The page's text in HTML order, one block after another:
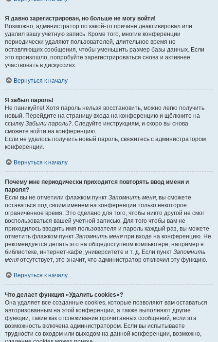
Я давно зарегистрирован, но больше не могу войти!
Возможно, администратор по какой-то причине деактивировал или
удалил вашу учётную запись. Кроме того, многие конференции
периодически удаляют пользователей, длительное время не
оставляющих сообщения, чтобы уменьшить размер базы данных. Если
это произошло, попробуйте зарегистрироваться снова и активнее
участвовать в дискуссиях.
Вернуться к началу
Я забыл пароль!
Не паникуйте! Хотя пароль нельзя восстановить, можно легко получить
новый. Перейдите на страницу входа на конференцию и щёлкните на
ссылку Забыли пароль?. Следуйте инструкциям, и скоро вы снова
сможете войти на конференцию.
Если не удалось получить новый пароль, свяжитесь с администратором
конференции.
Вернуться к началу
Почему мне периодически приходится повторять ввод имени и
пароля?
Если вы не отметили флажком пункт Запомнить меня, вы сможете
оставаться под своим именем на конференции только некоторое
ограниченное время. Это сделано для того, чтобы никто другой не смог
воспользоваться вашей учётной записью. Для того чтобы вам не
приходилось вводить имя пользователя и пароль каждый раз, вы можете
отметить флажком пункт Запомнить меня при входе на конференцию. Не
рекомендуется делать это на общедоступном компьютере, например в
библиотеке, интернет-кафе, университете и т. д. Если пункт Запомнить
меня отсутствует, это значит, что администратор отключил эту функцию.
Вернуться к началу
Что делает функция «Удалить cookies»?
Она удаляет все созданные cookies, которые позволяют вам оставаться
авторизованным на этой конференции, а также выполняют другие
функции, такие как отслеживание прочитанных сообщений, если эта
возможность включена администратором. Если вы испытываете
трудности со входом или выходом на данной конференции, возможно,